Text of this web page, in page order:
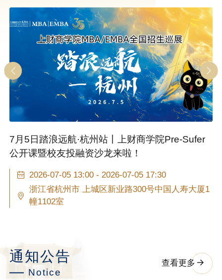
7/4上财iMBA双师同堂第79期：崔丽丽&李金柱
《数字战略与智能管理》酷特智能·数智化转型案
2026-07-04 16:00 - 2026-07-04 18:00
现场讲座+在线同步
通知公告
Notice
查看更多